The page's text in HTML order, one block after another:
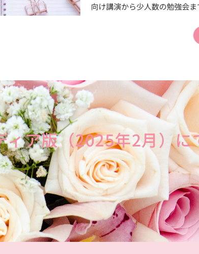
向け講演から少人数の勉強会
ア版（2025年2月）に